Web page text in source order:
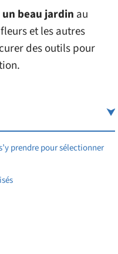
beau jardin au
et les autres
des outils pour
prendre pour sélectionner